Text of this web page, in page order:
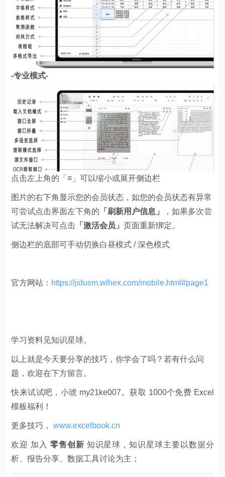
-专业模式-
点击左上角的「≡」可以缩小或展开侧边栏
图片的右下角显示您的会员状态，如您的会员状态有异常
可尝试点击界面左下角的 「刷新用户信息」
，如果多次尝
试无法解决可点击 「激活会员」页面重新绑定。
侧边栏的底部可手动切换白昼模式 / 深色模式
官方网站： https://jidusm.wlhex.com/mobile.html#page1
学习资料见知识星球。
以上就是今天要分享的技巧，你学会了吗？若有什么问
题，欢迎在下方留言。
快来试试吧，小琥 my21ke007。获取 1000个免费 Excel
模板福利​​​​！
更多技巧，www.excelbook.cn
欢迎 加入 零售创新 知识星球，知识星球主要以数据分
析、报告分享、数据工具讨论为主；